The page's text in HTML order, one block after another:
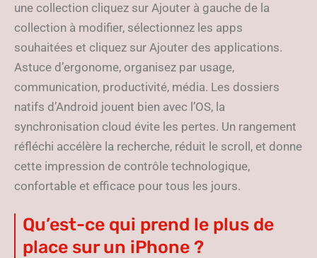
une collection cliquez sur Ajouter à gauche de la
collection à modifier, sélectionnez les apps
souhaitées et cliquez sur Ajouter des applications.
Astuce d’ergonome, organisez par usage,
communication, productivité, média. Les dossiers
natifs d’Android jouent bien avec l’OS, la
synchronisation cloud évite les pertes. Un rangement
réfléchi accélère la recherche, réduit le scroll, et donne
cette impression de contrôle technologique,
confortable et efficace pour tous les jours.
Qu’est-ce qui prend le plus de
place sur un iPhone ?